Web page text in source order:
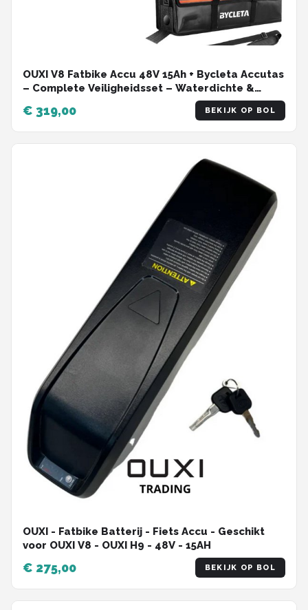
OUXI V8 Fatbike Accu 48V 15Ah + Bycleta Accutas
– Complete Veiligheidsset – Waterdichte &
Vuurvaste tas tot 1400°C – Geschikt voor OUXI
V8 / V8 MAX / H9
€ 319,00 BEKIJK OP BOL
OUXI - Fatbike Batterij - Fiets Accu - Geschikt
voor OUXI V8 - OUXI H9 - 48V - 15AH
€ 275,00 BEKIJK OP BOL